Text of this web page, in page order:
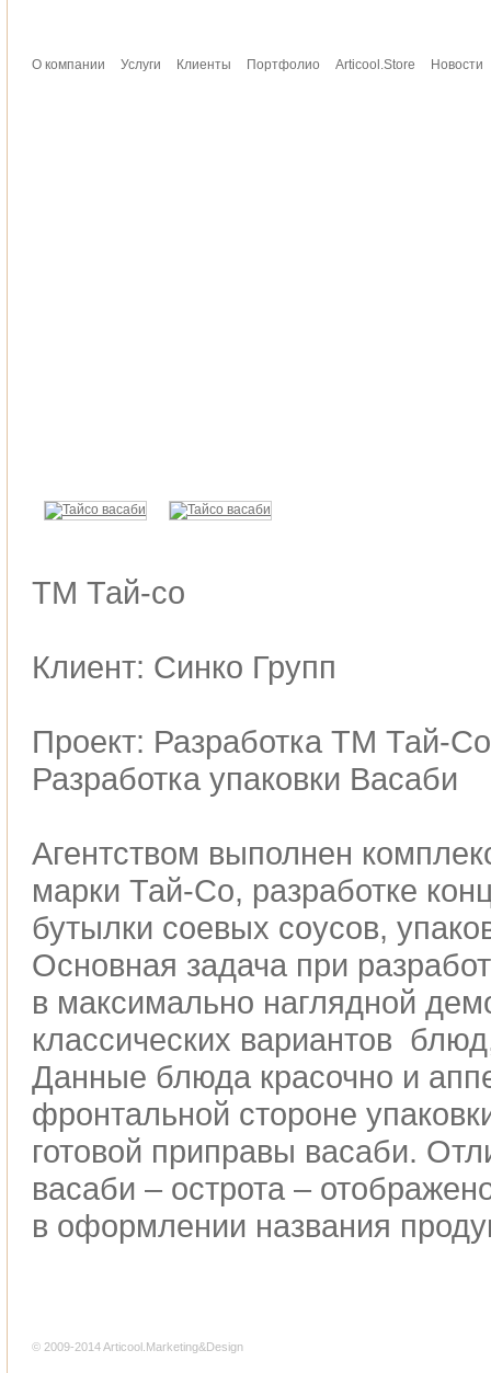
О компании Услуги Клиенты Портфолио Articool.Store Новости
ТМ Тай-со
Клиент: Синко Групп
Проект: Разработка ТМ Тай-Со
Разработка упаковки Васаби
Агентством выполнен
марки Тай-Со, разработке
бутылки соевых соусов,
Основная задача при
в максимально наглядной
классических вариантов
Данные блюда красочно и
фронтальной стороне
готовой приправы васаби.
васаби – острота –
в оформлении названия
© 2009-2014 Articool.Marketing&Design